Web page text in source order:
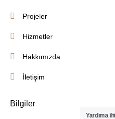
Projeler
Hizmetler
Hakkımızda
İletişim
Bilgiler
Yardıma